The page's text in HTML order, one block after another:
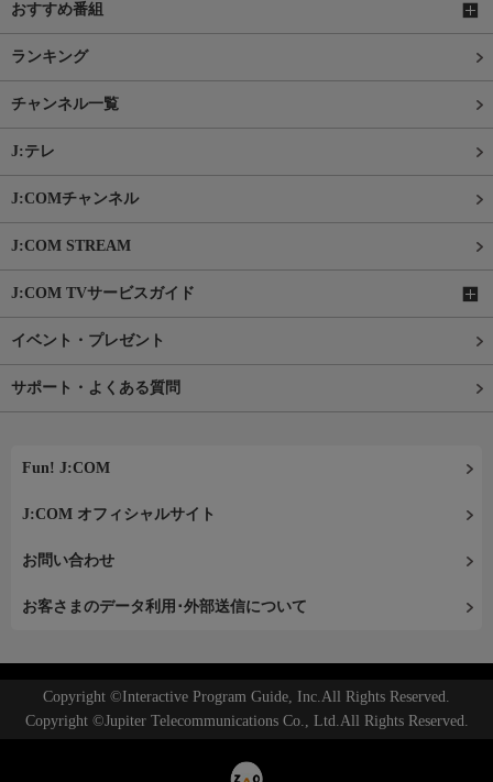
おすすめ番組
ランキング
チャンネル一覧
J:テレ
J:COMチャンネル
J:COM STREAM
J:COM TVサービスガイド
イベント・プレゼント
サポート・よくある質問
Fun! J:COM
J:COM オフィシャルサイト
お問い合わせ
お客さまのデータ利用･外部送信について
Copyright ©Interactive Program Guide, Inc.All Rights Reserved.
Copyright ©Jupiter Telecommunications Co., Ltd.All Rights Reserved.